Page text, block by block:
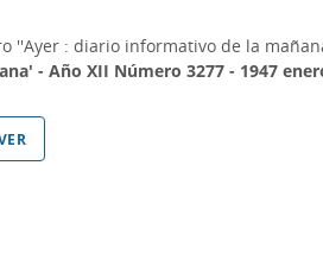
''Ayer : diario informativo de la
- Año XII Número 3277 - 1947